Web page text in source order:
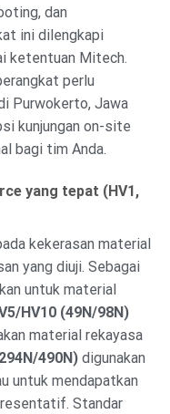
dan
ini dilengkapi
ketentuan Mitech.
perlu
Purwokerto, Jawa
kunjungan on-site
bagi tim Anda.
yang tepat (HV1,
kekerasan material
yang diuji. Sebagai
untuk material
HV10 (49N/98N)
material rekayasa
490N) digunakan
untuk mendapatkan
Standar